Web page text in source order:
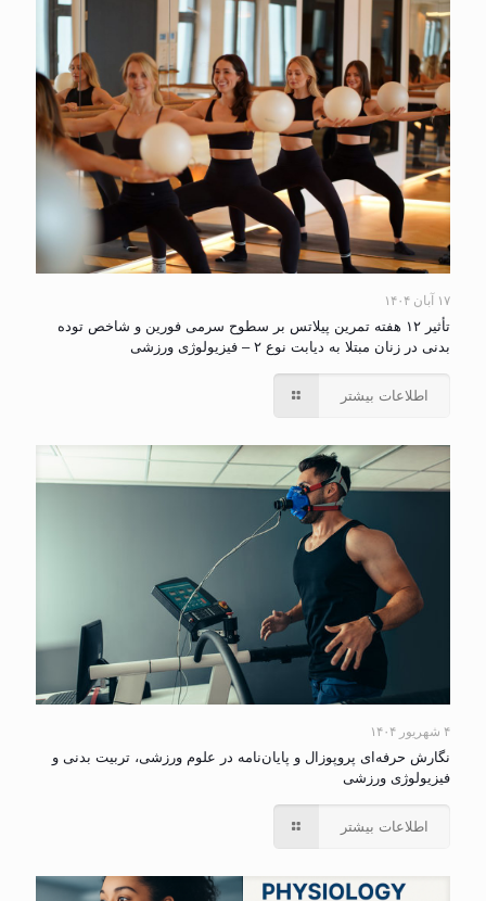
۱۷ آبان ۱۴۰۴
تأثیر ۱۲ هفته تمرین پیلاتس بر سطوح سرمی فورین و شاخص توده
بدنی در زنان مبتلا به دیابت نوع ۲ – فیزیولوژی ورزشی
اطلاعات بیشتر
۴ شهریور ۱۴۰۴
نگارش حرفه‌ای پروپوزال و پایان‌نامه در علوم ورزشی، تربیت بدنی و
فیزیولوژی ورزشی
اطلاعات بیشتر